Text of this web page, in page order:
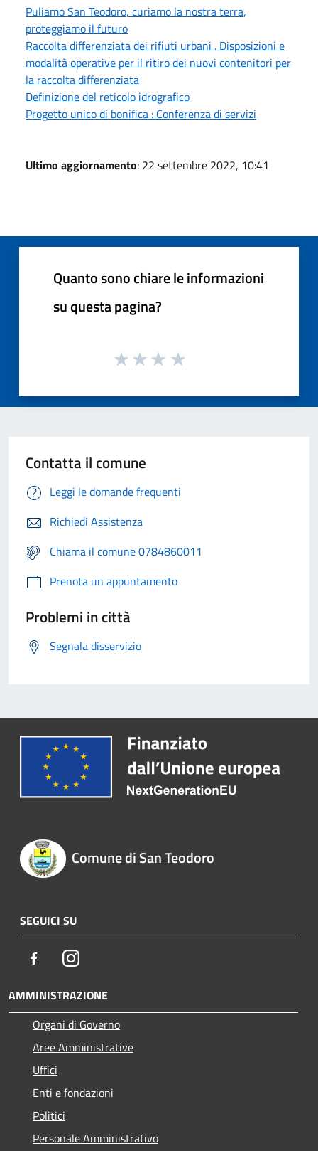
Puliamo San Teodoro, curiamo la nostra terra,
proteggiamo il futuro
Raccolta differenziata dei rifiuti urbani . Disposizioni e
modalità operative per il ritiro dei nuovi contenitori per
la raccolta differenziata
Definizione del reticolo idrografico
Progetto unico di bonifica : Conferenza di servizi
Ultimo aggiornamento: 22 settembre 2022, 10:41
Quanto sono chiare le informazioni
su questa pagina?
Contatta il comune
Leggi le domande frequenti
Richiedi Assistenza
Chiama il comune 0784860011
Prenota un appuntamento
Problemi in città
Segnala disservizio
Comune di San Teodoro
SEGUICI SU
FacebookInstagram
AMMINISTRAZIONE
Organi di Governo
Aree Amministrative
Uffici
Enti e fondazioni
Politici
Personale Amministrativo